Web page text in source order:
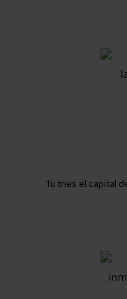
Tu tries el capital